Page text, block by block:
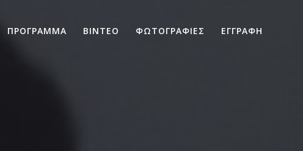
ΠΡΟΓΡΑΜΜΑ ΒΙΝΤΕΟ ΦΩΤΟΓΡΑΦΙΕΣ ΕΓΓΡΑΦΗ